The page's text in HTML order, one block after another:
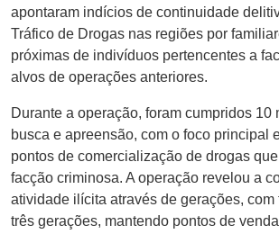
apontaram indícios de continuidade
Tráfico de Drogas nas regiões por
próximas de indivíduos pertencentes a
alvos de operações anteriores.
Durante a operação, foram cumpridos 10
busca e apreensão, com o foco principal
pontos de comercialização de drogas
facção criminosa. A operação revelou a
atividade ilícita através de gerações, com
três gerações, mantendo pontos de